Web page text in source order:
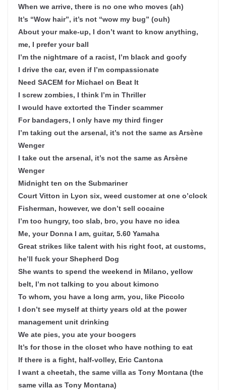
When we arrive, there is no one who moves (ah)
It’s “Wow hair”, it’s not “wow my bug” (ouh)
About your make-up, I don’t want to know anything,
me, I prefer your ball
I’m the nightmare of a racist, I’m black and goofy
I drive the car, even if I’m compassionate
Need SACEM for Michael on Beat It
I screw zombies, I think I’m in Thriller
I would have extorted the Tinder scammer
For bandagers, I only have my third finger
I’m taking out the arsenal, it’s not the same as Arsène
Wenger
I take out the arsenal, it’s not the same as Arsène
Wenger
Midnight ten on the Submariner
Court Vitton in Lyon six, weed customer at one o’clock
Fisherman, however, we don’t sell cocaine
I’m too hungry, too slab, bro, you have no idea
Me, your Donna I am, guitar, 5.60 Yamaha
Great strikes like talent with his right foot, at customs,
he’ll fuck your Shepherd Dog
She wants to spend the weekend in Milano, yellow
belt, I’m not talking to you about kimono
To whom, you have a long arm, you, like Piccolo
I don’t see myself at thirty years old at the power
management unit drinking
We ate pies, you ate your boogers
It’s for those in the closet who have nothing to eat
If there is a fight, half-volley, Eric Cantona
I want a cheetah, the same villa as Tony Montana (the
same villa as Tony Montana)